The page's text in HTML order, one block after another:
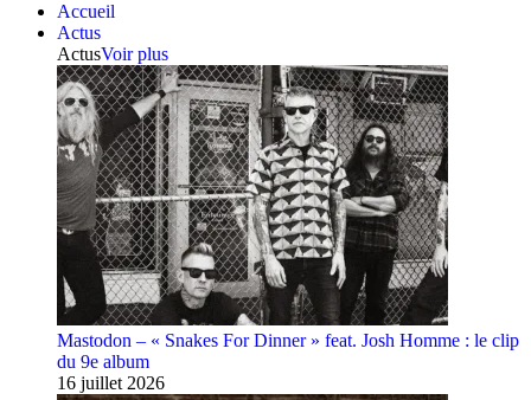
Accueil
Actus
ActusVoir plus
Mastodon – « Snakes For Dinner » feat. Josh Homme : le clip
du 9e album
16 juillet 2026